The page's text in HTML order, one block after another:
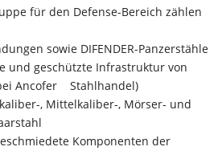
für den Defense-Bereich zählen
sowie DIFENDER-Panzerstähle
und geschützte Infrastruktur von
Ancofer Stahlhandel)
, Mittelkaliber-, Mörser- und
Komponenten der